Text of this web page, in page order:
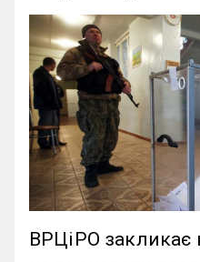
ВРЦіРО закликає